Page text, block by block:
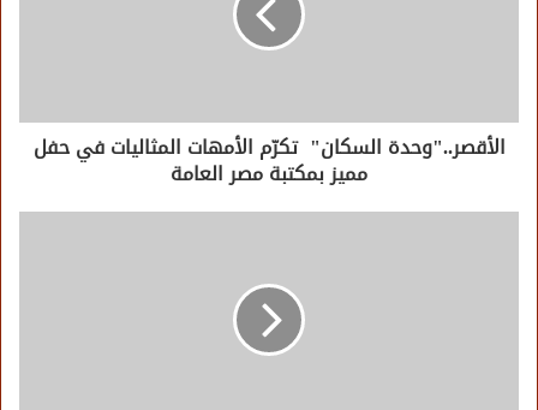
الأقصر.."وحدة السكان" تكرّم الأمهات المثاليات في حفل
مميز بمكتبة مصر العامة